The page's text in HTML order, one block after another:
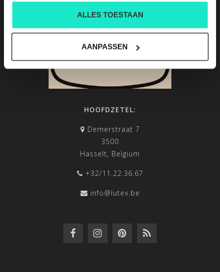
ALLES TOESTAAN
AANPASSEN
HOOFDZETEL:
Demerstraat 7
3500
Hasselt, Belgium
+32/11.22.36.67
info@lutex.be